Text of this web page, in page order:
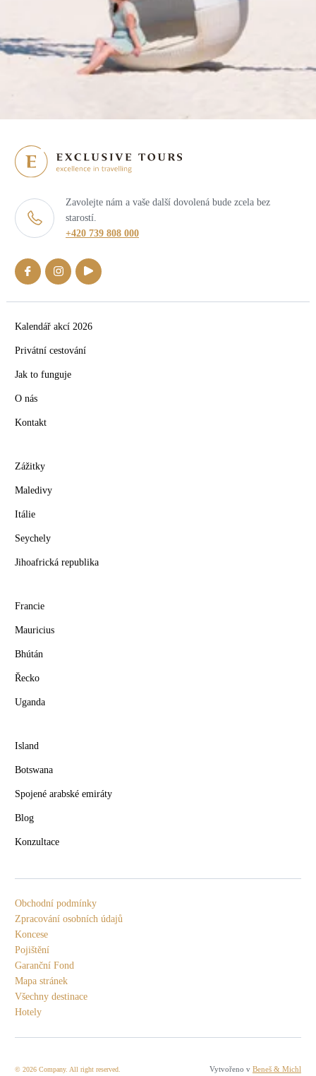
Zavolejte nám a vaše další dovolená bude zcela bez
starostí.
+420 739 808 000
Kalendář akcí 2026
Privátní cestování
Jak to funguje
O nás
Kontakt
Zážitky
Maledivy
Itálie
Seychely
Jihoafrická republika
Francie
Mauricius
Bhútán
Řecko
Uganda
Island
Botswana
Spojené arabské emiráty
Blog
Konzultace
Obchodní podmínky
Zpracování osobních údajů
Koncese
Pojištění
Garanční Fond
Mapa stránek
Všechny destinace
Hotely
© 2026 Company. All right reserved. Vytvořeno v Beneš & Michl